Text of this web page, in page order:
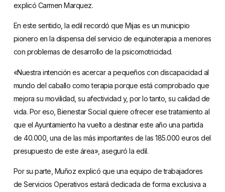
explicó Carmen Marquez.
En este sentido, la edil recordó que Mijas es un municipio
pionero en la dispensa del servicio de equinoterapia a menores
con problemas de desarrollo de la psicomotricidad.
«Nuestra intención es acercar a pequeños con discapacidad al
mundo del caballo como terapia porque está comprobado que
mejora su movilidad, su afectividad y, por lo tanto, su calidad de
vida. Por eso, Bienestar Social quiere ofrecer ese tratamiento al
que el Ayuntamiento ha vuelto a destinar este año una partida
de 40.000, una de las más importantes de las 185.000 euros del
presupuesto de este área», aseguró la edil.
Por su parte, Muñoz explicó que una equipo de trabajadores
de Servicios Operativos estará dedicada de forma exclusiva a